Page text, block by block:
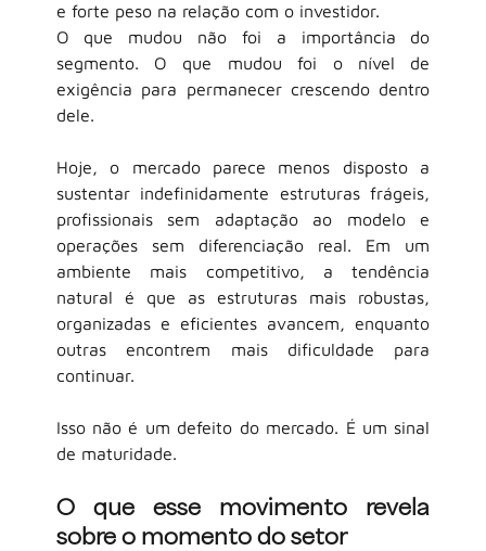
e forte peso na relação com o investidor.
O que mudou não foi a importância do
segmento. O que mudou foi o nível de
exigência para permanecer crescendo dentro
dele.
Hoje, o mercado parece menos disposto a
sustentar indefinidamente estruturas frágeis,
profissionais sem adaptação ao modelo e
operações sem diferenciação real. Em um
ambiente mais competitivo, a tendência
natural é que as estruturas mais robustas,
organizadas e eficientes avancem, enquanto
outras encontrem mais dificuldade para
continuar.
Isso não é um defeito do mercado. É um sinal
de maturidade.
O que esse movimento revela
sobre o momento do setor